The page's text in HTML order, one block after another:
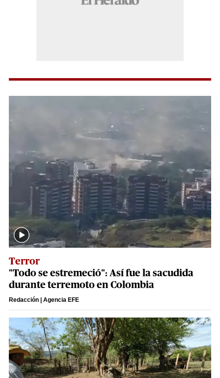
Terror
"Todo se estremeció": Así fue la sacudida
durante terremoto en Colombia
Redacción | Agencia EFE